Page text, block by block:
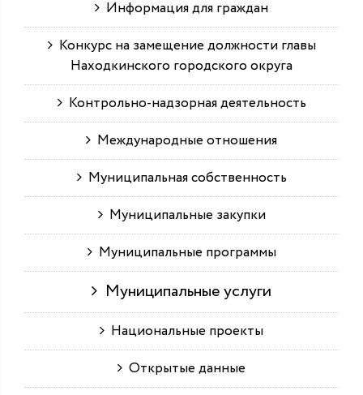
Информация для граждан
Конкурс на замещение должности главы
Находкинского городского округа
Контрольно-надзорная деятельность
Международные отношения
Муниципальная собственность
Муниципальные закупки
Муниципальные программы
Муниципальные услуги
Национальные проекты
Открытые данные